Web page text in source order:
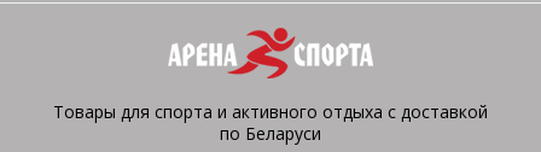
Товары для спорта и активного отдыха с доставкой
по Беларуси